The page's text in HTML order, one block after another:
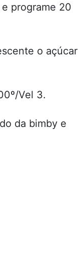
programe 20
o açúcar
Vel 3.
da bimby e